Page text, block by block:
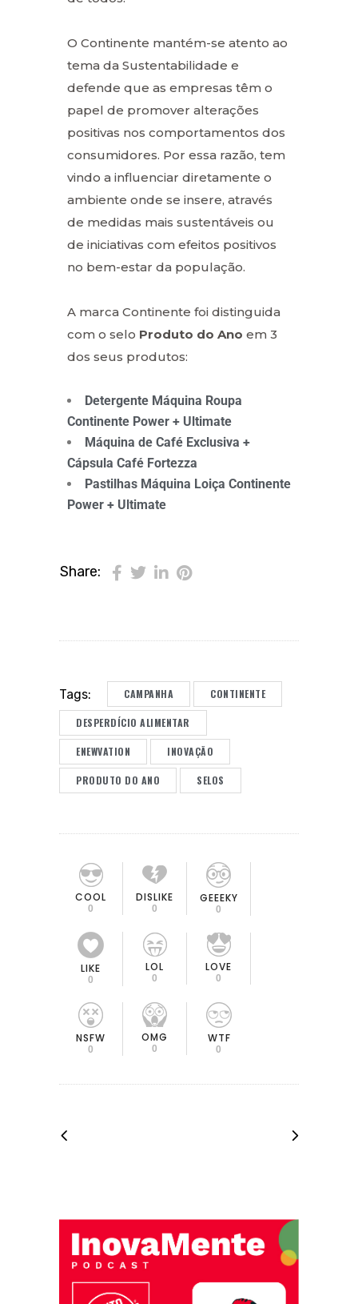
O Continente mantém-se atento ao
tema da Sustentabilidade e
defende que as empresas têm o
papel de promover alterações
positivas nos comportamentos dos
consumidores. Por essa razão, tem
vindo a influenciar diretamente o
ambiente onde se insere, através
de medidas mais sustentáveis ou
de iniciativas com efeitos positivos
no bem-estar da população.
A marca Continente foi distinguida
com o selo Produto do Ano em 3
dos seus produtos:
Detergente Máquina Roupa
Continente Power + Ultimate
Máquina de Café Exclusiva +
Cápsula Café Fortezza
Pastilhas Máquina Loiça Continente
Power + Ultimate
Share:
Tags: CAMPANHA CONTINENTE
DESPERDÍCIO ALIMENTAR
ENEWVATION INOVAÇÃO
PRODUTO DO ANO SELOS
COOL
0
DISLIKE
0
GEEEKY
0
LIKE
0
LOL
0
LOVE
0
NSFW
0
OMG
0
WTF
0